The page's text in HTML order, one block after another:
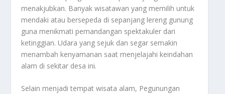
menakjubkan. Banyak wisatawan yang memilih untuk
mendaki atau bersepeda di sepanjang lereng gunung
guna menikmati pemandangan spektakuler dari
ketinggian. Udara yang sejuk dan segar semakin
menambah kenyamanan saat menjelajahi keindahan
alam di sekitar desa ini.
Selain menjadi tempat wisata alam, Pegunungan